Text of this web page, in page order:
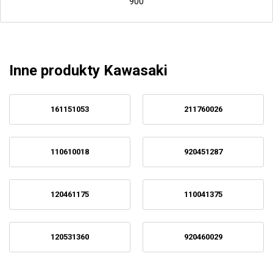
Inne produkty Kawasaki
161151053 211760026
110610018 920451287
120461175 110041375
120531360 920460029